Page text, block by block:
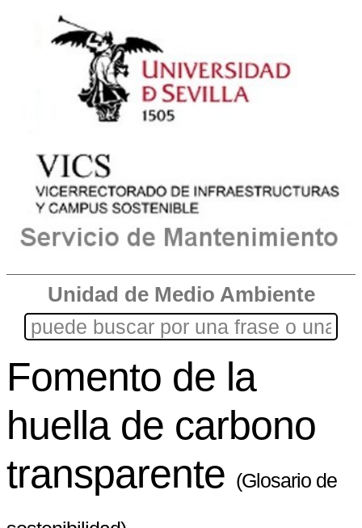
Unidad de Medio Ambiente
Fomento de la
huella de carbono
transparente (Glosario de